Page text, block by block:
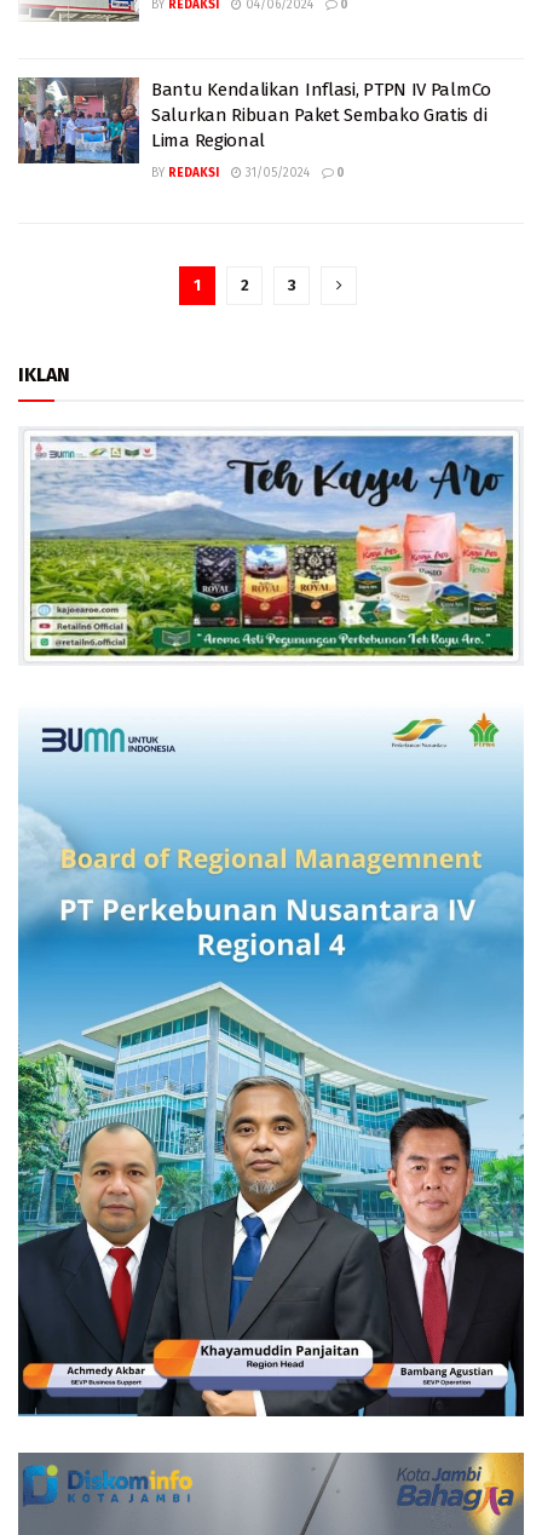
BY REDAKSI 04/06/2024 0
Bantu Kendalikan Inflasi, PTPN IV PalmCo
Salurkan Ribuan Paket Sembako Gratis di
Lima Regional
BY REDAKSI 31/05/2024 0
1 2 3
IKLAN